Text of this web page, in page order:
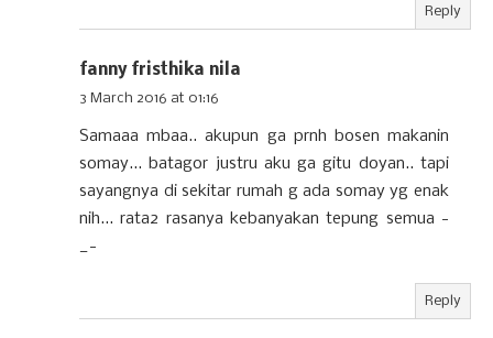
Reply
fanny fristhika nila
3 March 2016 at 01:16
Samaaa mbaa.. akupun ga prnh bosen makanin
somay... batagor justru aku ga gitu doyan.. tapi
sayangnya di sekitar rumah g ada somay yg enak
nih... rata2 rasanya kebanyakan tepung semua -
_-
Reply